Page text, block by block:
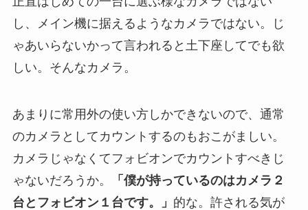
し、メイン機に据えるようなカメラではない。じ
ゃあいらないかって言われると土下座してでも欲
しい。そんなカメラ。
あまりに常用外の使い方しかできないので、通常
のカメラとしてカウントするのもおこがましい。
カメラじゃなくてフォビオンでカウントすべきじ
ゃないだろうか。
「僕が持っているのはカメラ２
台とフォビオン１台です。」 的な。許される気が